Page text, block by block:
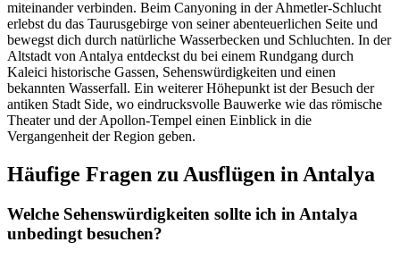
miteinander verbinden. Beim Canyoning in der Ahmetler-Schlucht
erlebst du das Taurusgebirge von seiner abenteuerlichen Seite und
bewegst dich durch natürliche Wasserbecken und Schluchten. In der
Altstadt von Antalya entdeckst du bei einem Rundgang durch
Kaleici historische Gassen, Sehenswürdigkeiten und einen
bekannten Wasserfall. Ein weiterer Höhepunkt ist der Besuch der
antiken Stadt Side, wo eindrucksvolle Bauwerke wie das römische
Theater und der Apollon-Tempel einen Einblick in die
Vergangenheit der Region geben.
Häufige Fragen zu Ausflügen in Antalya
Welche Sehenswürdigkeiten sollte ich in Antalya
unbedingt besuchen?